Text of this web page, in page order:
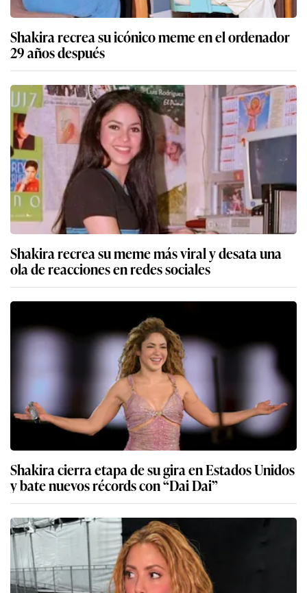
Shakira recrea su icónico meme en el ordenador
29 años después
Shakira recrea su meme más viral y desata una
ola de reacciones en redes sociales
Shakira cierra etapa de su gira en Estados Unidos
y bate nuevos récords con “Dai Dai”